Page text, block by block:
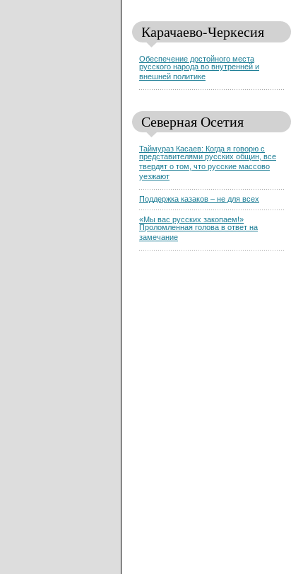
Карачаево-Черкесия
Обеспечение достойного места
русского народа во внутренней и
внешней политике
Северная Осетия
Таймураз Касаев: Когда я говорю с
представителями русских общин, все
твердят о том, что русские массово
уезжают
Поддержка казаков – не для всех
«Мы вас русских закопаем!»
Проломленная голова в ответ на
замечание